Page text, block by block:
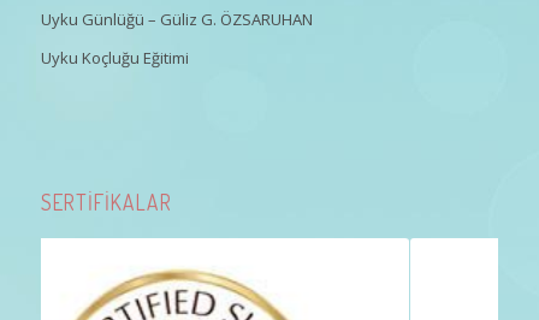
Uyku Günlüğü – Güliz G. ÖZSARUHAN
Uyku Koçluğu Eğitimi
SERTİFİKALAR